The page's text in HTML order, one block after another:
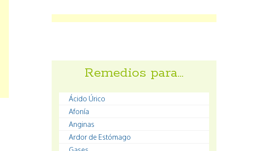
Remedios para…
Ácido Úrico
Afonía
Anginas
Ardor de Estómago